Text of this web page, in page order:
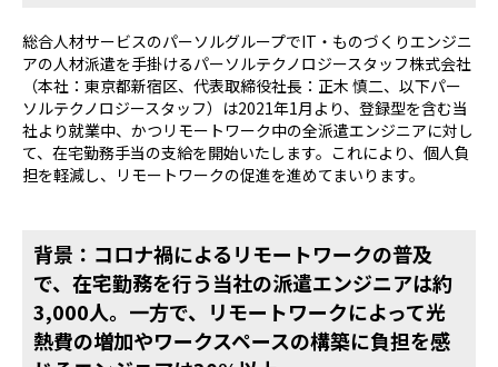
総合人材サービスのパーソルグループでIT・ものづくりエンジニ
アの人材派遣を手掛けるパーソルテクノロジースタッフ株式会社
（本社：東京都新宿区、代表取締役社長：正木 慎二、以下パー
ソルテクノロジースタッフ）は2021年1月より、登録型を含む当
社より就業中、かつリモートワーク中の全派遣エンジニアに対し
て、在宅勤務手当の支給を開始いたします。これにより、個人負
担を軽減し、リモートワークの促進を進めてまいります。
背景：コロナ禍によるリモートワークの普及
で、在宅勤務を行う当社の派遣エンジニアは約
3,000人。一方で、リモートワークによって光
熱費の増加やワークスペースの構築に負担を感